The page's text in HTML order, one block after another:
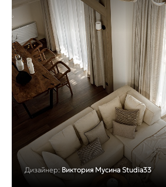
Дизайнер: Виктория Мусина Studia33